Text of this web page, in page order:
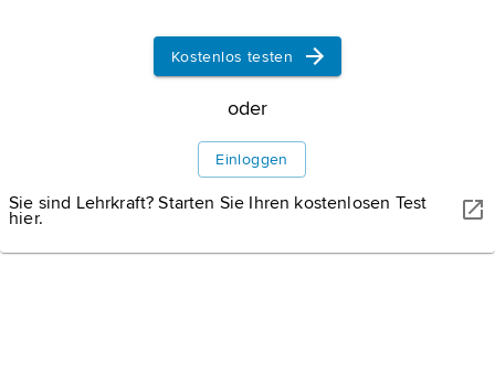
Kostenlos testen
oder
Einloggen
Sie sind Lehrkraft? Starten Sie Ihren kostenlosen Test
hier.